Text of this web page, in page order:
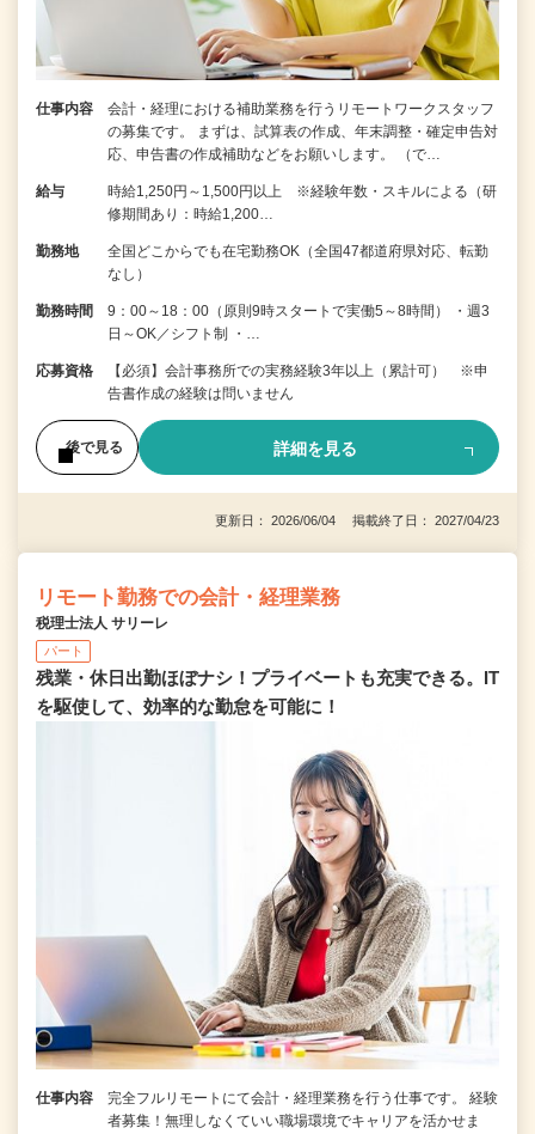
仕事内容
会計・経理における補助業務を行うリモートワークスタッフ
の募集です。 まずは、試算表の作成、年末調整・確定申告対
応、申告書の作成補助などをお願いします。 （で…
給与
時給1,250円～1,500円以上 ※経験年数・スキルによる（研
修期間あり：時給1,200…
勤務地
全国どこからでも在宅勤務OK（全国47都道府県対応、転勤
なし）
勤務時間
9：00～18：00（原則9時スタートで実働5～8時間） ・週3
日～OK／シフト制 ・…
応募資格
【必須】会計事務所での実務経験3年以上（累計可） ※申
告書作成の経験は問いません
後で見る 詳細を見る
更新日： 2026/06/04 掲載終了日： 2027/04/23
リモート勤務での会計・経理業務
税理士法人 サリーレ
パート
残業・休日出勤ほぼナシ！プライベートも充実できる。IT
を駆使して、効率的な勤怠を可能に！
仕事内容
完全フルリモートにて会計・経理業務を行う仕事です。 経験
者募集！無理しなくていい職場環境でキャリアを活かせま